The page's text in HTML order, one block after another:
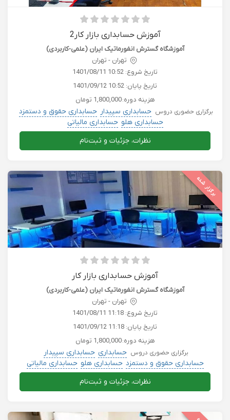
آموزش حسابداری بازار کار2
آموزشگاه گسترش انفورماتیک ایران (علمی-کاربردی)
تهران - تهران
تاریخ شروع: 1401/08/11 10:52
تاریخ پایان: 1401/09/12 10:52
هزینه دوره:1,800,000 تومان
برگزاری حضوری دروس حسابداری سپیدار حسابداری حقوق و دستمزد
حسابداری هلو حسابداری مالیاتی
نظرات، جزئیات و ثبت‌نام
برگزار شده
آموزش حسابداری بازار کار
آموزشگاه گسترش انفورماتیک ایران (علمی-کاربردی)
تهران - تهران
تاریخ شروع: 1401/08/11 11:18
تاریخ پایان: 1401/09/12 11:18
هزینه دوره:1,800,000 تومان
برگزاری حضوری دروس حسابداری حسابداری سپیدار
حسابداری حقوق و دستمزد حسابداری هلو حسابداری مالیاتی
نظرات، جزئیات و ثبت‌نام